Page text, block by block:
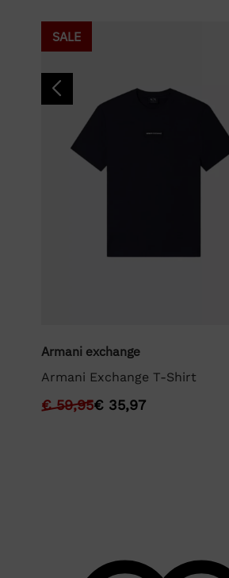
SALE
Armani exchange
Armani Exchange T-Shirt
€59,95€ 35,97